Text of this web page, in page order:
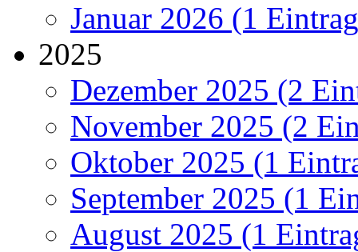
Januar 2026 (1
2025
Dezember 2025 (2
November 2025 (2
Oktober 2025 (1
September 2025 (1
August 2025 (1